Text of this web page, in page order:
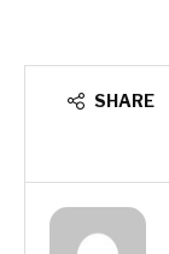
SHARE